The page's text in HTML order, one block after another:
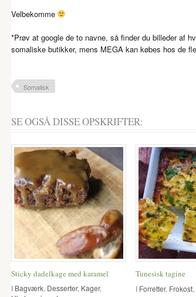
Velbekomme
*Prøv at google de to navne, så finder du billeder af
somaliske butikker, mens MEGA kan købes hos de
Somalisk
SE OGSÅ DISSE OPSKRIFTER:
Sticky dadelkage med karamel
I Bagværk, Desserter, Kager,
Tunesisk tagine
I Forretter, Frokost,